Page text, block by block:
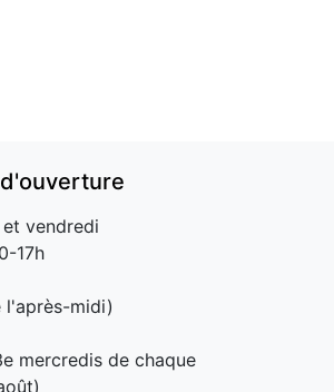
vendredi
17h
l'après-midi)
mercredis de chaque